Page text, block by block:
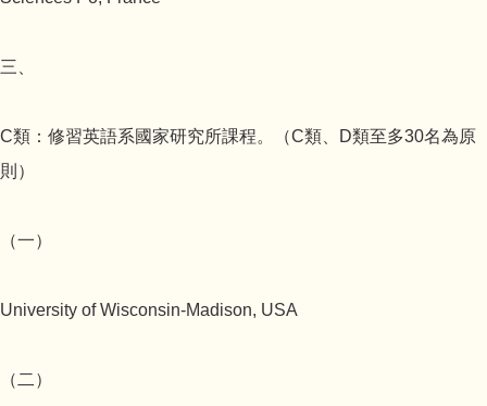
三、
C類：修習英語系國家研究所課程。（C類、D類至多30名為原
則）
（一）
University of Wisconsin-Madison, USA
（二）